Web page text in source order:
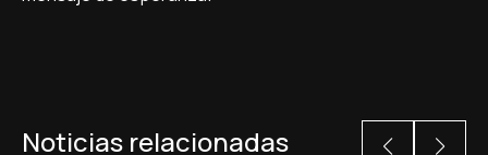
Noticias relacionadas